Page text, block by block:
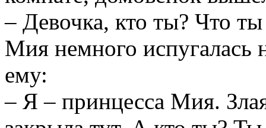
– Девочка, кто ты? Что
Мия немного испугалась
ему:
– Я – принцесса Мия.